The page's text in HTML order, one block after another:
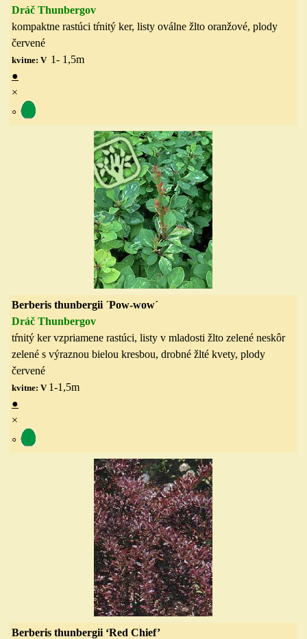
Dráč Thunbergov
kompaktne rastúci tŕnitý ker, listy oválne žlto oranžové, plody
červené
kvitne: V 1- 1,5m
●
×
◦
Berberis thunbergii ´Pow-wow´
Dráč Thunbergov
tŕnitý ker vzpriamene rastúci, listy v mladosti žlto zelené neskôr
zelené s výraznou bielou kresbou, drobné žlté kvety, plody
červené
kvitne: V 1-1,5m
●
×
◦
Berberis thunbergii ‘Red Chief’